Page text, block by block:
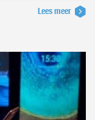
Lees meer